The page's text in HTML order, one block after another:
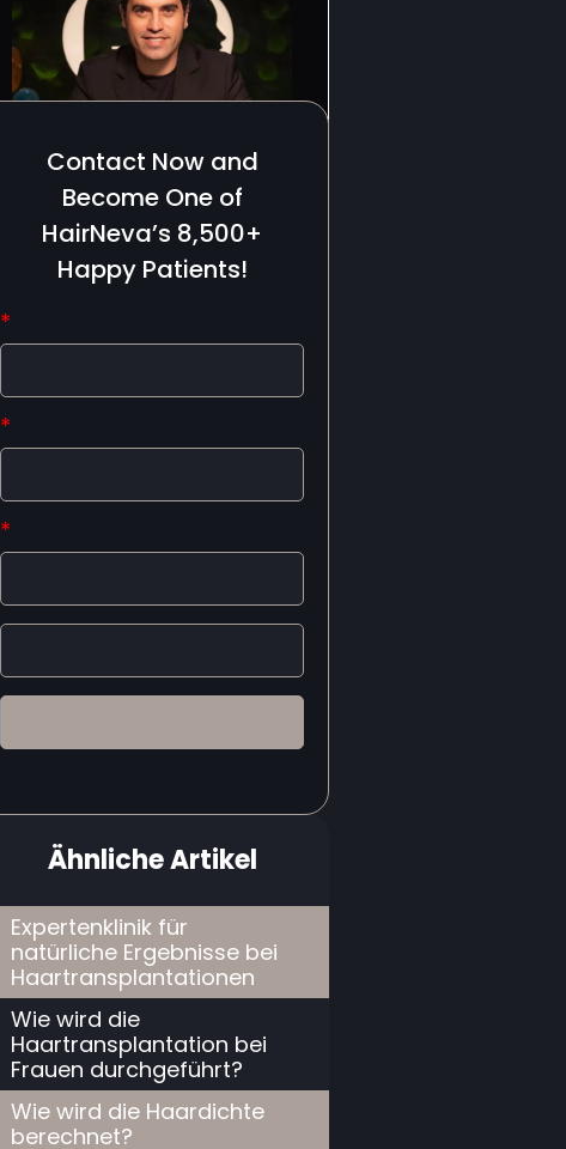
Contact Now and
Become One of
HairNeva’s 8,500+
Happy Patients!
*
*
*
Ähnliche Artikel
Expertenklinik für
natürliche Ergebnisse bei
Haartransplantationen
Wie wird die
Haartransplantation bei
Frauen durchgeführt?
Wie wird die Haardichte
berechnet?